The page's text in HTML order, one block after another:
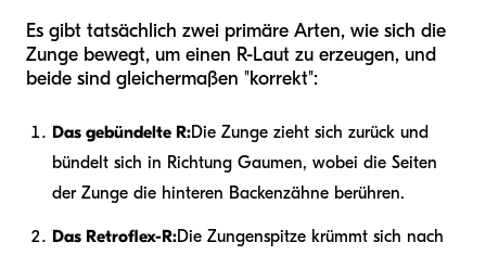
Es gibt tatsächlich zwei primäre Arten, wie sich die
Zunge bewegt, um einen R-Laut zu erzeugen, und
beide sind gleichermaßen "korrekt":
Das gebündelte R:Die Zunge zieht sich zurück und
bündelt sich in Richtung Gaumen, wobei die Seiten
der Zunge die hinteren Backenzähne berühren.
Das Retroflex-R:Die Zungenspitze krümmt sich nach